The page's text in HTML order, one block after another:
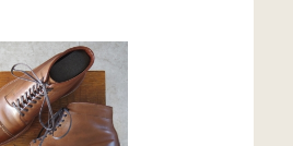
よくあるご質問